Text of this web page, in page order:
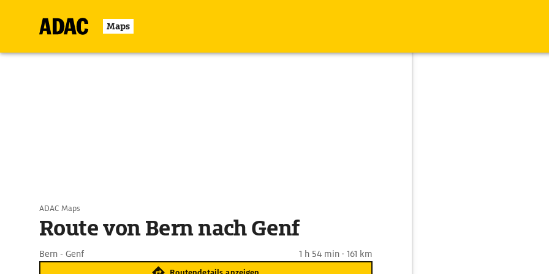
Maps
ADAC Maps
Route von Bern nach Genf
Bern - Genf 1 h 54 min · 161 km